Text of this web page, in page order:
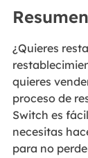
Resumen
¿Quieres
quieres
proceso de
Switch es
necesitas
para no